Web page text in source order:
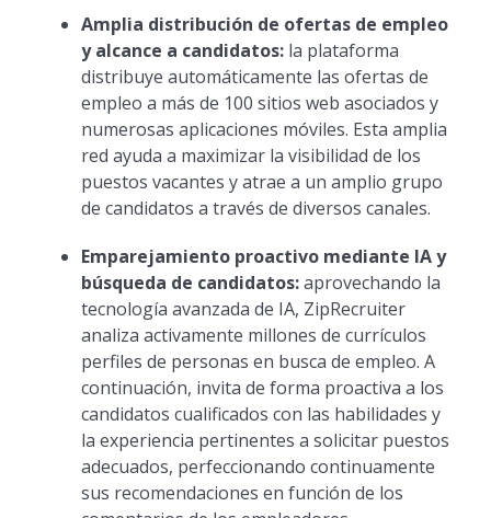
Amplia distribución de ofertas de empleo
y alcance a candidatos:la plataforma
distribuye automáticamente las ofertas de
empleo a más de 100 sitios web asociados y
numerosas aplicaciones móviles. Esta amplia
red ayuda a maximizar la visibilidad de los
puestos vacantes y atrae a un amplio grupo
de candidatos a través de diversos canales.
Emparejamiento proactivo mediante IA y
búsqueda de candidatos:aprovechando la
tecnología avanzada de IA, ZipRecruiter
analiza activamente millones de currículos
perfiles de personas en busca de empleo. A
continuación, invita de forma proactiva a los
candidatos cualificados con las habilidades y
la experiencia pertinentes a solicitar puestos
adecuados, perfeccionando continuamente
sus recomendaciones en función de los